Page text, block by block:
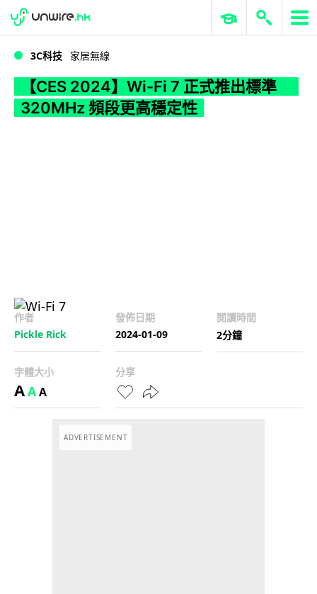
WWDC 2026 ERP 與商業 AI
3C科技 家居無線
【CES 2024】Wi-Fi 7 正式推出標準
320MHz 頻段更高穩定性
作者
Pickle Rick
發佈日期
2024-01-09
閱讀時間
2分鐘
字體大小
AAA
分享
ADVERTISEMENT